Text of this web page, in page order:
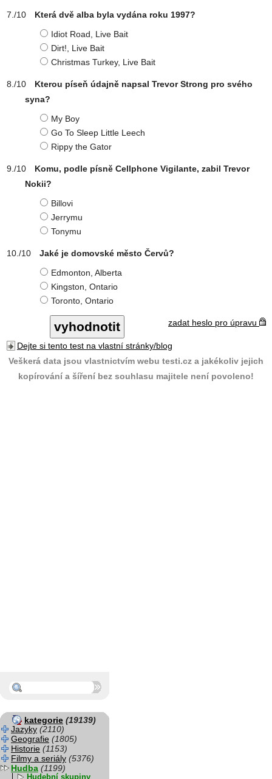
Která dvě alba byla vydána roku 1997?
Idiot Road, Live Bait
Dirt!, Live Bait
Christmas Turkey, Live Bait
Kterou píseň údajně napsal Trevor Strong pro svého
syna?
My Boy
Go To Sleep Little Leech
Rippy the Gator
Komu, podle písně Cellphone Vigilante, zabil Trevor
Nokii?
Billovi
Jerrymu
Tonymu
Jaké je domovské město Červů?
Edmonton, Alberta
Kingston, Ontario
Toronto, Ontario
zadat heslo pro úpravu
Dejte si tento test na vlastní stránky/blog
Veškerá data jsou vlastnictvím webu testi.cz a jakékoliv jejich
kopírování a šíření bez souhlasu majitele není povoleno!
kategorie (19139)
Jazyky (2110)
Geografie (1805)
Historie (1153)
Filmy a seriály (5376)
Hudba (1199)
Hudební skupiny